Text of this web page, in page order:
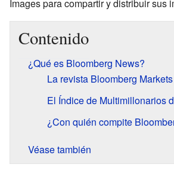
Images para compartir y distribuir sus
Contenido
¿Qué es Bloomberg News?
La revista Bloomberg Markets
El Índice de Multimillonarios
¿Con quién compite
Véase también